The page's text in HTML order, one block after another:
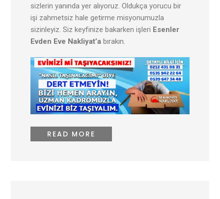
sizlerin yanında yer alıyoruz. Oldukça yorucu bir
işi zahmetsiz hale getirme misyonumuzla
sizinleyiz. Siz keyfinize bakarken işleri Esenler
Evden Eve Nakliyat’abırakın.
READ MORE